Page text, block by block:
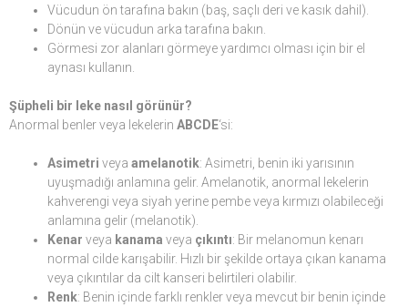
Vücudun ön tarafına bakın (baş, saçlı deri ve kasık dahil).
Dönün ve vücudun arka tarafına bakın.
Görmesi zor alanları görmeye yardımcı olması için bir el
aynası kullanın.
Şüpheli bir leke nasıl görünür?
Anormal benler veya lekelerin ABCDE‘si:
Asimetri veya amelanotik: Asimetri, benin iki yarısının
uyuşmadığı anlamına gelir. Amelanotik, anormal lekelerin
kahverengi veya siyah yerine pembe veya kırmızı olabileceği
anlamına gelir (melanotik).
Kenar veya kanama veya çıkıntı: Bir melanomun kenarı
normal cilde karışabilir. Hızlı bir şekilde ortaya çıkan kanama
veya çıkıntılar da cilt kanseri belirtileri olabilir.
Renk: Benin içinde farklı renkler veya mevcut bir benin içinde